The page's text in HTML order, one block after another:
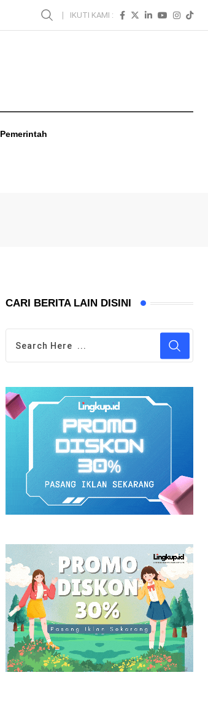
IKUTI KAMI :
Pemerintah
CARI BERITA LAIN DISINI